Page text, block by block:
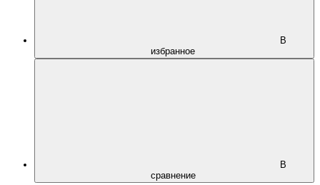
В
избранное
В
сравнение